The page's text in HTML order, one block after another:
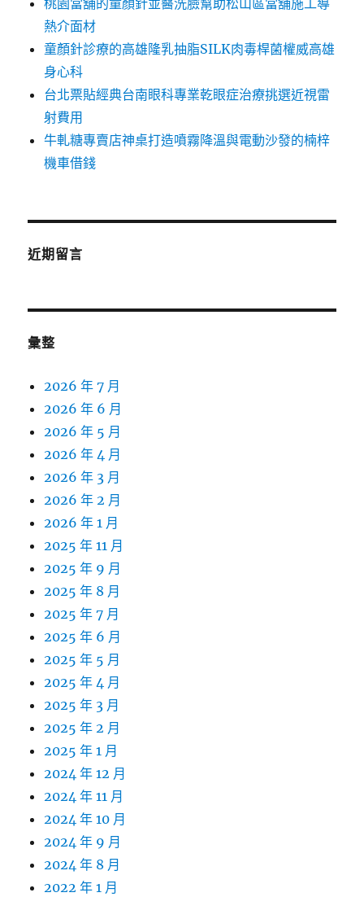
桃園當舖的童顏針並醫洗臉幫助松山區當舖施工導
熱介面材
童顏針診療的高雄隆乳抽脂SILK肉毒桿菌權威高雄
身心科
台北票貼經典台南眼科專業乾眼症治療挑選近視雷
射費用
牛軋糖專賣店神桌打造噴霧降溫與電動沙發的楠梓
機車借錢
近期留言
彙整
2026 年 7 月
2026 年 6 月
2026 年 5 月
2026 年 4 月
2026 年 3 月
2026 年 2 月
2026 年 1 月
2025 年 11 月
2025 年 9 月
2025 年 8 月
2025 年 7 月
2025 年 6 月
2025 年 5 月
2025 年 4 月
2025 年 3 月
2025 年 2 月
2025 年 1 月
2024 年 12 月
2024 年 11 月
2024 年 10 月
2024 年 9 月
2024 年 8 月
2022 年 1 月